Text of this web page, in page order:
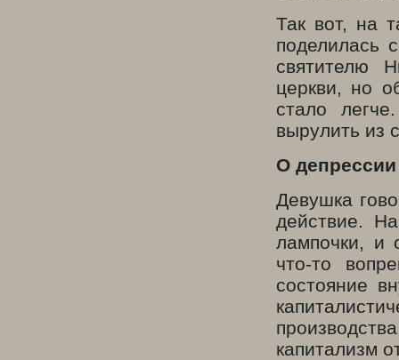
Так вот, на
поделилась
святителю
церкви, но
стало
вырулить из
О депрессии
Девушка
действие.
лампочки, и
что-то
состояние
капитализм